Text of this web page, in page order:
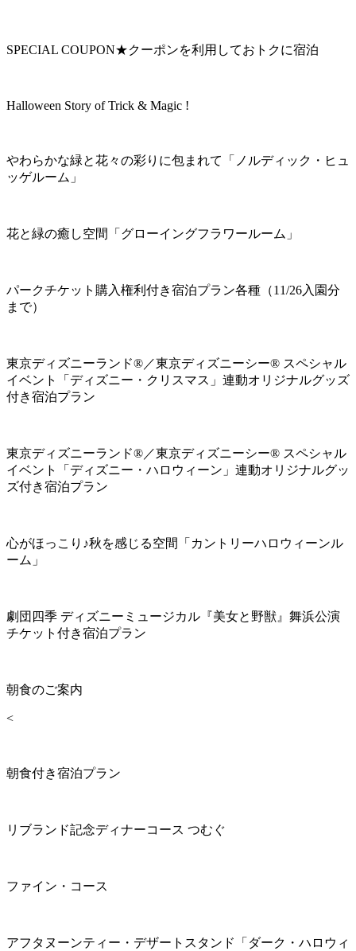
SPECIAL COUPON★クーポンを利用しておトクに宿泊
Halloween Story of Trick & Magic !
やわらかな緑と花々の彩りに包まれて「ノルディック・ヒュ
ッゲルーム」
花と緑の癒し空間「グローイングフラワールーム」
パークチケット購入権利付き宿泊プラン各種（11/26入園分
まで）
東京ディズニーランド®／東京ディズニーシー® スペシャル
イベント「ディズニー・クリスマス」連動オリジナルグッズ
付き宿泊プラン
東京ディズニーランド®／東京ディズニーシー® スペシャル
イベント「ディズニー・ハロウィーン」連動オリジナルグッ
ズ付き宿泊プラン
心がほっこり♪秋を感じる空間「カントリーハロウィーンル
ーム」
劇団四季 ディズニーミュージカル『美女と野獣』舞浜公演
チケット付き宿泊プラン
朝食のご案内
<
朝食付き宿泊プラン
リブランド記念ディナーコース つむぐ
ファイン・コース
アフタヌーンティー・デザートスタンド「ダーク・ハロウィ